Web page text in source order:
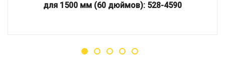
для 1500 мм (60 дюймов): 528-4590